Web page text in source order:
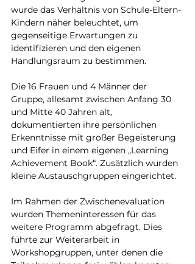
wurde das Verhältnis von Schule-Eltern-
Kindern näher beleuchtet, um
gegenseitige Erwartungen zu
identifizieren und den eigenen
Handlungsraum zu bestimmen.
Die 16 Frauen und 4 Männer der
Gruppe, allesamt zwischen Anfang 30
und Mitte 40 Jahren alt,
dokumentierten ihre persönlichen
Erkenntnisse mit großer Begeisterung
und Eifer in einem eigenen „Learning
Achievement Book“. Zusätzlich wurden
kleine Austauschgruppen eingerichtet.
Im Rahmen der Zwischenevaluation
wurden Themeninteressen für das
weitere Programm abgefragt. Dies
führte zur Weiterarbeit in
Workshopgruppen, unter denen die